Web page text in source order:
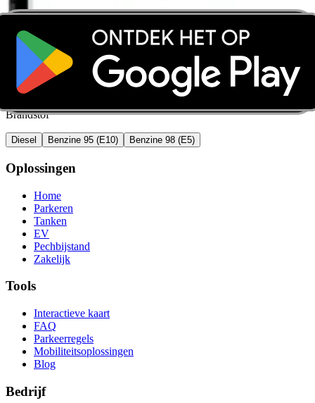
Brandstof
Diesel Benzine 95 (E10) Benzine 98 (E5)
Oplossingen
Home
Parkeren
Tanken
EV
Pechbijstand
Zakelijk
Tools
Interactieve kaart
FAQ
Parkeerregels
Mobiliteitsoplossingen
Blog
Bedrijf